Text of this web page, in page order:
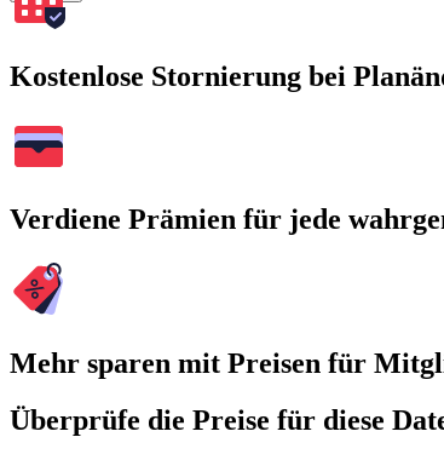
Kostenlose Stornierung bei
Verdiene Prämien für jede
Mehr sparen mit Preisen für
Überprüfe die Preise für diese